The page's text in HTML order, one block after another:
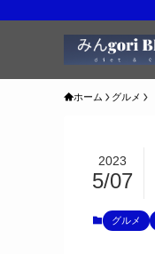
ホーム グルメ
2023
5/07
グルメ